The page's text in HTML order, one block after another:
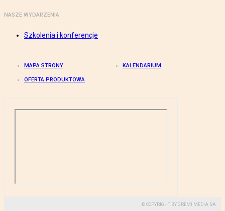
NASZE WYDARZENIA
Szkolenia i konferencje
MAPA STRONY KALENDARIUM
OFERTA PRODUKTOWA
© COPYRIGHT BY GREMI MEDIA SA